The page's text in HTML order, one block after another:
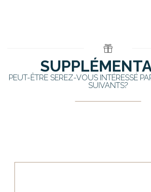
PEUT-ÊTRE SEREZ-VOUS INTÉRESSÉ
SUIVANTS?